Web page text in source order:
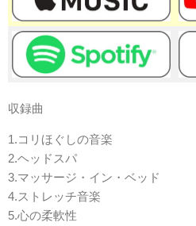
収録曲
1.コリほぐしの音楽
2.ヘッドスパ
3.マッサージ・イン・ベッド
4.ストレッチ音楽
5.心の柔軟性